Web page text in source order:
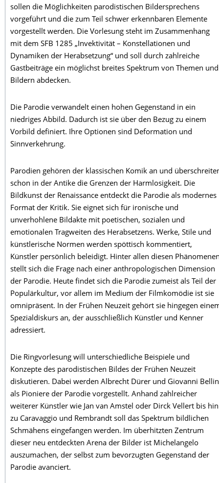
sollen die Möglichkeiten parodistischen Bildersprechens
vorgeführt und die zum Teil schwer erkennbaren Elemente
vorgestellt werden. Die Vorlesung steht im Zusammenhang
mit dem SFB 1285 „Invektivität – Konstellationen und
Dynamiken der Herabsetzung“ und soll durch zahlreiche
Gastbeiträge ein möglichst breites Spektrum von Themen und
Bildern abdecken.
Die Parodie verwandelt einen hohen Gegenstand in ein
niedriges Abbild. Dadurch ist sie über den Bezug zu einem
Vorbild definiert. Ihre Optionen sind Deformation und
Sinnverkehrung.
Parodien gehören der klassischen Komik an und
schon in der Antike die Grenzen der Harmlosigkeit. Die
Bildkunst der Renaissance entdeckt die Parodie als modernes
Format der Kritik. Sie eignet sich für ironische und
unverhohlene Bildakte mit poetischen, sozialen und
emotionalen Tragweiten des Herabsetzens. Werke, Stile und
künstlerische Normen werden spöttisch kommentiert,
Künstler persönlich beleidigt. Hinter allen diesen
stellt sich die Frage nach einer anthropologischen Dimension
der Parodie. Heute findet sich die Parodie zumeist als Teil der
Populärkultur, vor allem im Medium der Filmkomödie ist sie
omnipräsent. In der Frühen Neuzeit gehört sie hingegen
Spezialdiskurs an, der ausschließlich Künstler und Kenner
adressiert.
Die Ringvorlesung will unterschiedliche Beispiele und
Konzepte des parodistischen Bildes der Frühen Neuzeit
diskutieren. Dabei werden Albrecht Dürer und Giovanni
als Pioniere der Parodie vorgestellt. Anhand zahlreicher
weiterer Künstler wie Jan van Amstel oder Dirck Vellert bis hin
zu Caravaggio und Rembrandt soll das Spektrum bildlichen
Schmähens eingefangen werden. Im überhitzten Zentrum
dieser neu entdeckten Arena der Bilder ist Michelangelo
auszumachen, der selbst zum bevorzugten Gegenstand der
Parodie avanciert.